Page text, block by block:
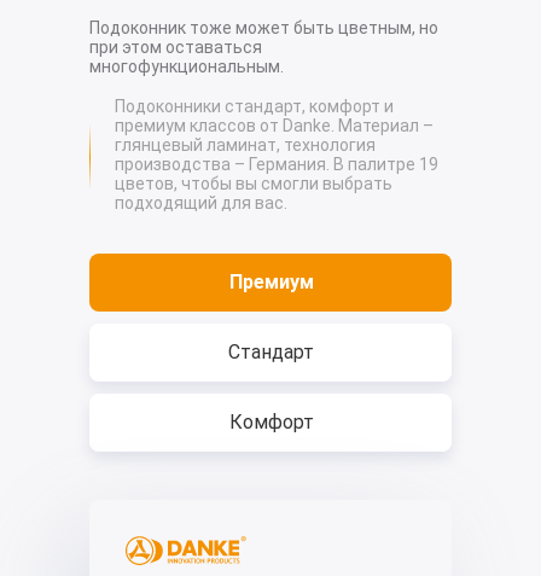
Подоконники стандарт, комфорт и
премиум классов от Danke. Материал –
глянцевый ламинат, технология
производства – Германия. В палитре 19
цветов, чтобы вы смогли выбрать
подходящий для вас.
Премиум
Стандарт
Комфорт
Подоконник тоже может быть цветным, но
при этом оставаться
многофункциональным.